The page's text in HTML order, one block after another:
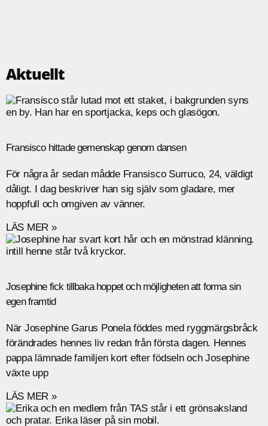
Aktuellt
Fransisco hittade gemenskap genom dansen
För några år sedan mådde Fransisco Surruco, 24, väldigt
dåligt. I dag beskriver han sig själv som gladare, mer
hoppfull och omgiven av vänner.
LÄS MER »
Josephine fick tillbaka hoppet och möjligheten att forma sin
egen framtid
När Josephine Garus Ponela föddes med ryggmärgsbråck
förändrades hennes liv redan från första dagen. Hennes
pappa lämnade familjen kort efter födseln och Josephine
växte upp
LÄS MER »